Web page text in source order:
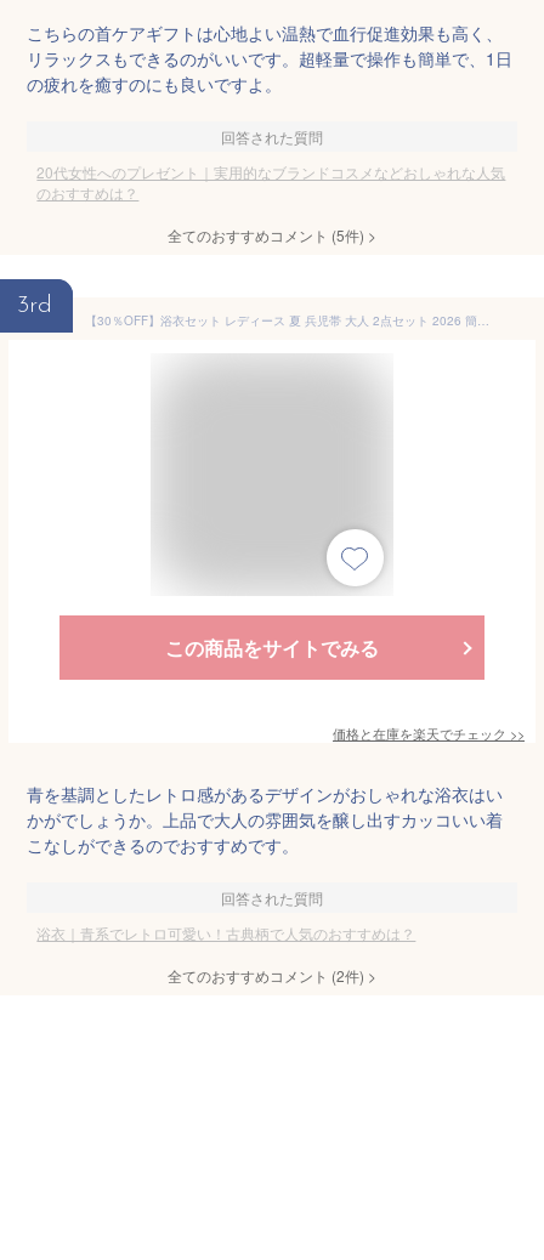
こちらの首ケアギフトは心地よい温熱で血行促進効果も高く、
リラックスもできるのがいいです。超軽量で操作も簡単で、1日
の疲れを癒すのにも良いですよ。
回答された質問
20代女性へのプレゼント｜実用的なブランドコスメなどおしゃれな人気
のおすすめは？
全てのおすすめコメント (5件) >
3rd
【30％OFF】浴衣セット レディース 夏 兵児帯 大人 2点セット 2026 簡単 浴衣 セット 白 青 紫 紺 黒 ベージュ グレー 紫陽花 菊 牡丹 夏 レトロ モダン おしゃれ 上品 大人 フリー 送料無料【18周年記念クーポン配布中】
この商品をサイトでみる
価格と在庫を楽天でチェック >>
青を基調としたレトロ感があるデザインがおしゃれな浴衣はい
かがでしょうか。上品で大人の雰囲気を醸し出すカッコいい着
こなしができるのでおすすめです。
回答された質問
浴衣｜青系でレトロ可愛い！古典柄で人気のおすすめは？
全てのおすすめコメント (2件) >